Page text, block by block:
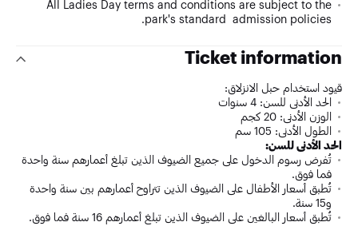
All Ladies Day terms and conditions are subject to the
park's standard admission policies.
Ticket information
قيود استخدام حبل الانزلاق:
الحد الأدنى للسن: 4 سنوات
الوزن الأدنى: 20 كجم
الطول الأدنى: 105 سم
الحد الأدنى للسن:
تُفرض رسوم الدخول على جميع الضيوف الذين تبلغ أعمارهم سنة واحدة
فما فوق.
تُطبق أسعار الأطفال على الضيوف الذين تتراوح أعمارهم بين سنة واحدة
و15 سنة.
تُطبق أسعار البالغين على الضيوف الذين تبلغ أعمارهم 16 سنة فما فوق.